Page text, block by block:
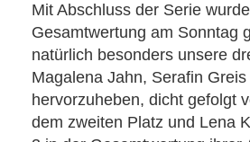
Mit Abschluss der Serie
Gesamtwertung am Sonntag
natürlich besonders unsere
Magalena Jahn, Serafin
hervorzuheben, dicht gefolgt
dem zweiten Platz und Lena